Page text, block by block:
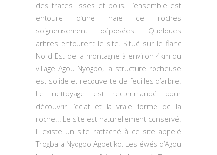
des traces lisses et polis. L’ensemble est
entouré d’une haie de roches
soigneusement déposées. Quelques
arbres entourent le site. Situé sur le flanc
Nord-Est de la montagne à environ 4km du
village Agou Nyogbo, la structure rocheuse
est solide et recouverte de feuilles d’arbre.
Le nettoyage est recommandé pour
découvrir l’éclat et la vraie forme de la
roche... Le site est naturellement conservé.
Il existe un site rattaché à ce site appelé
Trogba à Nyogbo Agbetiko. Les éwés d’Agou